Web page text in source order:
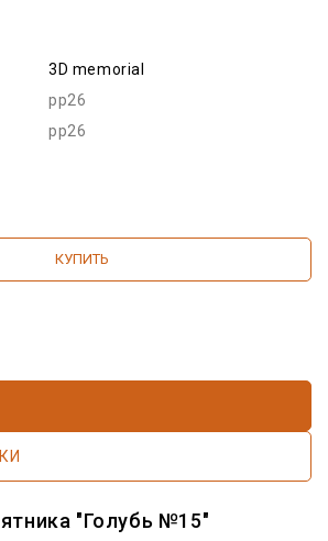
3D memorial
pp26
pp26
КУПИТЬ
"Голубь №15"